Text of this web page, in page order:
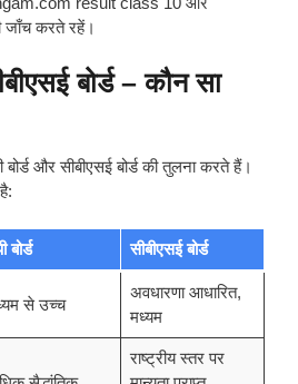
जाँच करते रहें।
बोर्ड – कौन सा
और सीबीएसई बोर्ड की तुलना करते हैं।
बोर्ड सीबीएसई बोर्ड
से उच्च
अवधारणा आधारित,
मध्यम
राष्ट्रीय स्तर पर